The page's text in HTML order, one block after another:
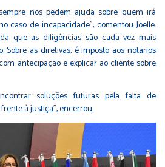
nos pedem ajuda sobre quem irá
caso de incapacidade”, comentou Joelle.
que as diligências são cada vez mais
Sobre as diretivas, é imposto aos notários
antecipação e explicar ao cliente sobre
soluções futuras pela falta de
à justiça”, encerrou.